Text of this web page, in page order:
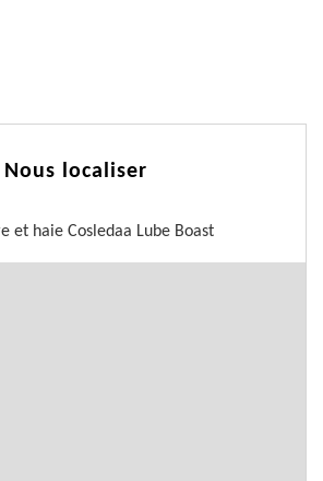
Nous localiser
et haie Cosledaa Lube Boast